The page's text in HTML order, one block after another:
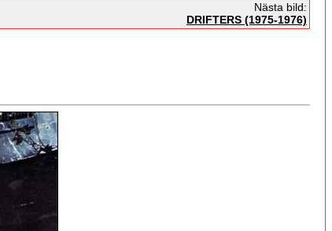
Nästa bild:
DRIFTERS (1975-1976)